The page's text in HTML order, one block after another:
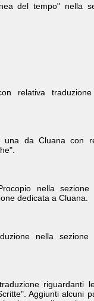
del tempo" nella
relativa
una da Cluana con
nella sezione
dedicata a Cluana.
nella sezione
riguardanti
Aggiunti alcuni